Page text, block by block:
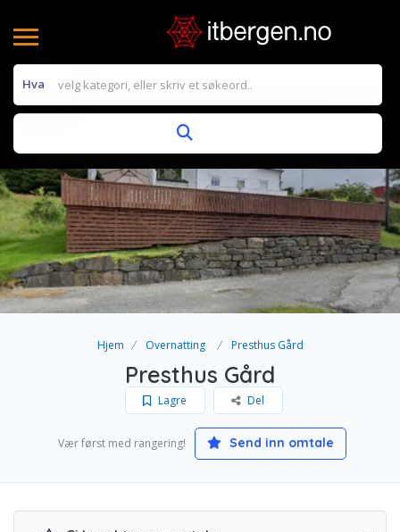
Hva
Hjem Overnatting Presthus Gård
Presthus Gård
Lagre Del
Vær først med rangering! Send inn omtale